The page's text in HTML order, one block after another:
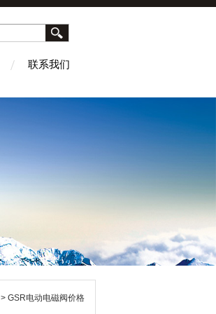
联系我们
> GSR电动电磁阀价格